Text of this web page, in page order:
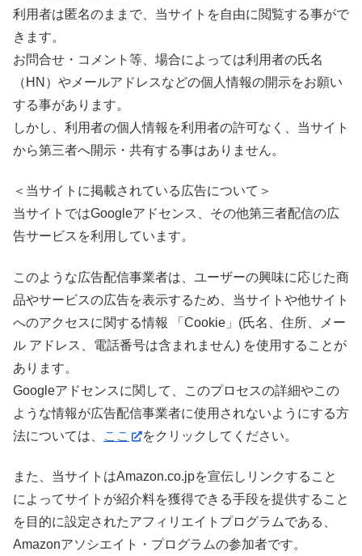
利用者は匿名のままで、当サイトを自由に閲覧する事がで
きます。
お問合せ・コメント等、場合によっては利用者の氏名
（HN）やメールアドレスなどの個人情報の開示をお願い
する事があります。
しかし、利用者の個人情報を利用者の許可なく、当サイト
から第三者へ開示・共有する事はありません。
＜当サイトに掲載されている広告について＞
当サイトではGoogleアドセンス、その他第三者配信の広
告サービスを利用しています。
このような広告配信事業者は、ユーザーの興味に応じた商
品やサービスの広告を表示するため、当サイトや他サイト
へのアクセスに関する情報 「Cookie」(氏名、住所、メー
ル アドレス、電話番号は含まれません) を使用することが
あります。
Googleアドセンスに関して、このプロセスの詳細やこの
ような情報が広告配信事業者に使用されないようにする方
法については、
ここ をクリックしてください。
また、当サイトはAmazon.co.jpを宣伝しリンクすること
によってサイトが紹介料を獲得できる手段を提供すること
を目的に設定されたアフィリエイトプログラムである、
Amazonアソシエイト・プログラムの参加者です。